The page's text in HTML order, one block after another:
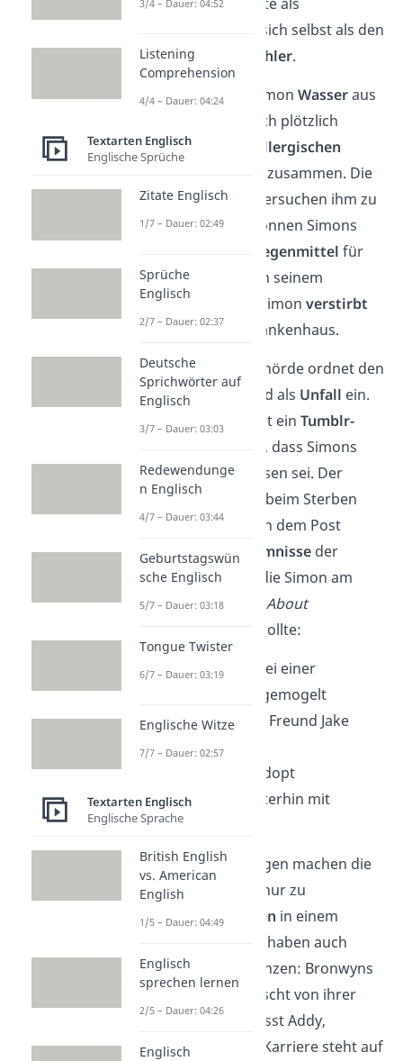
und sich selbst als den
allwissenden Erzähler.
Nebenbei trinkt SimonWasseraus
einem Becher. Doch plötzlich
erleidet er einen
allergischen
und bricht zusammen. Die
anderen Schüler versuchen ihm zu
helfen, doch sie können Simons
Gegenmittel für
die Allergie nicht in seinem
Rucksack finden. Simonverstirbt
kurz darauf im Krankenhaus.
Die zuständige Behörde ordnet den
Fall vorübergehend als Unfall ein.
Doch dann kursiert einTumblr-
, in dem steht, dass Simons
Todgeplantgewesen sei. Der
Mörder hätte ihm beim Sterben
zugesehen. Auch in dem Post
stehenvier Geheimnisse der
anderen Schüler, die Simon am
folgenden Tag beiAbout
preisgeben wollte:
Bronwyn hat bei einer
Chemiearbeit gemogelt
Addy hat ihren Freund Jake
betrogen
Cooper hat gedopt
Nate dealt weiterhin mit
Drogen
Diese Offenbarungen machen die
vier Schüler nicht nur zu
Hauptverdächtigen in einem
Mordfall, sondern haben auch
weitere Konsequenzen: Bronwyns
Eltern sind enttäuscht von ihrer
Tochter, Jake verlässt Addy,
Coopers Baseball-Karriere steht auf
3/4 – Dauer: 04:52
Listening
Comprehension
4/4 – Dauer: 04:24
Textarten Englisch
Englische Sprüche
Zitate Englisch
1/7 – Dauer: 02:49
Sprüche
Englisch
2/7 – Dauer: 02:37
Deutsche
Sprichwörter auf
Englisch
3/7 – Dauer: 03:03
Redewendunge
n Englisch
4/7 – Dauer: 03:44
Geburtstagswün
sche Englisch
5/7 – Dauer: 03:18
Tongue Twister
6/7 – Dauer: 03:19
Englische Witze
7/7 – Dauer: 02:57
Textarten Englisch
Englische Sprache
British English
vs. American
English
1/5 – Dauer: 04:49
Englisch
sprechen lernen
2/5 – Dauer: 04:26
Englisch